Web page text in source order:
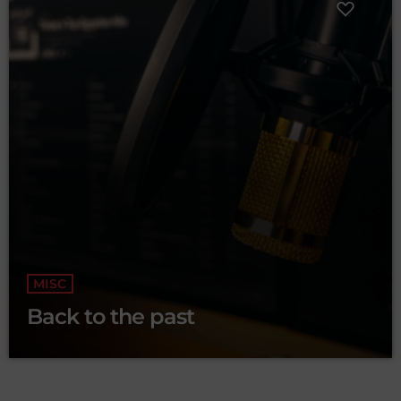
MISC
Back to the past